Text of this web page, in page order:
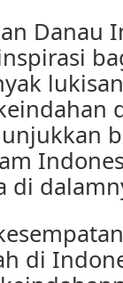
Danau
di
di